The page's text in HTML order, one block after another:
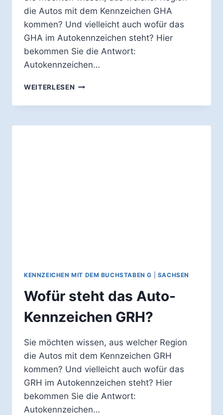
die Autos mit dem Kennzeichen GHA
kommen? Und vielleicht auch wofür das
GHA im Autokennzeichen steht? Hier
bekommen Sie die Antwort:
Autokennzeichen…
WEITERLESEN WOFÜR
DAS
KENNZEICHEN
KENNZEICHEN MIT DEM BUCHSTABEN G SACHSEN
Wofür steht das Auto-
Kennzeichen GRH?
Sie möchten wissen, aus welcher Region
die Autos mit dem Kennzeichen GRH
kommen? Und vielleicht auch wofür das
GRH im Autokennzeichen steht? Hier
bekommen Sie die Antwort:
Autokennzeichen…